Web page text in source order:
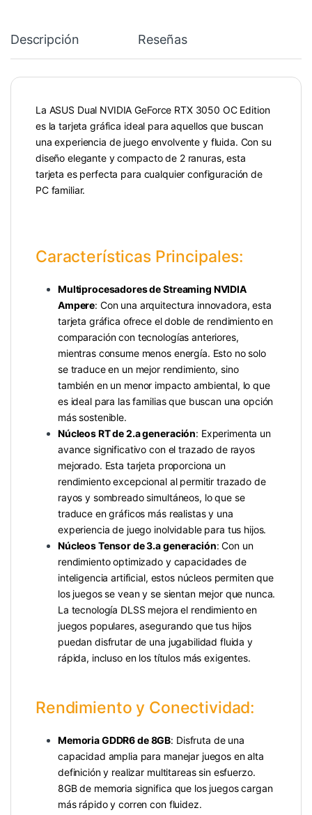
Descripción Reseñas
La ASUS Dual NVIDIA GeForce RTX 3050 OC Edition
es la tarjeta gráfica ideal para aquellos que buscan
una experiencia de juego envolvente y fluida. Con su
diseño elegante y compacto de 2 ranuras, esta
tarjeta es perfecta para cualquier configuración de
PC familiar.
Características Principales:
Multiprocesadores de Streaming NVIDIA
Ampere: Con una arquitectura innovadora, esta
tarjeta gráfica ofrece el doble de rendimiento en
comparación con tecnologías anteriores,
mientras consume menos energía. Esto no solo
se traduce en un mejor rendimiento, sino
también en un menor impacto ambiental, lo que
es ideal para las familias que buscan una opción
más sostenible.
Núcleos RT de 2.a generación: Experimenta un
avance significativo con el trazado de rayos
mejorado. Esta tarjeta proporciona un
rendimiento excepcional al permitir trazado de
rayos y sombreado simultáneos, lo que se
traduce en gráficos más realistas y una
experiencia de juego inolvidable para tus hijos.
Núcleos Tensor de 3.a generación: Con un
rendimiento optimizado y capacidades de
inteligencia artificial, estos núcleos permiten que
los juegos se vean y se sientan mejor que nunca.
La tecnología DLSS mejora el rendimiento en
juegos populares, asegurando que tus hijos
puedan disfrutar de una jugabilidad fluida y
rápida, incluso en los títulos más exigentes.
Rendimiento y Conectividad:
Memoria GDDR6 de 8GB: Disfruta de una
capacidad amplia para manejar juegos en alta
definición y realizar multitareas sin esfuerzo.
8GB de memoria significa que los juegos cargan
más rápido y corren con fluidez.